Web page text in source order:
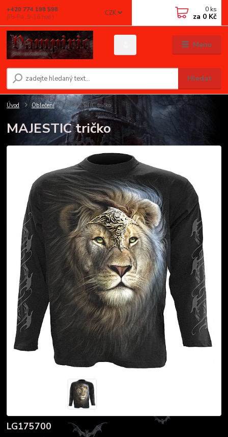
Menu
CZK
Hledat
+420 774 198 598
(Po-Pá, 9-16 hod.)
0 ks
za 0 Kč
Úvod Oblečení MAJESTIC tričko
MAJESTIC tričko
LG175700